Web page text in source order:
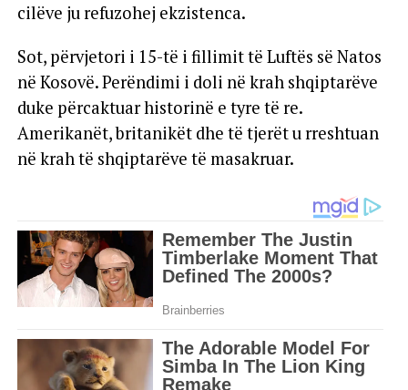
cilëve ju refuzohej ekzistenca.
Sot, përvjetori i 15-të i fillimit të Luftës së Natos
në Kosovë. Perëndimi i doli në krah shqiptarëve
duke përcaktuar historinë e tyre të re.
Amerikanët, britanikët dhe të tjerët u rreshtuan
në krah të shqiptarëve të masakruar.